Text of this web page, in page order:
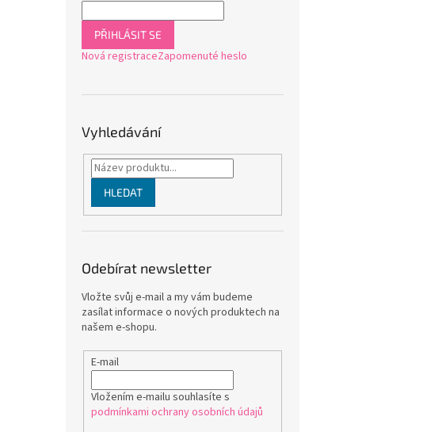
PŘIHLÁSIT SE
Nová registraceZapomenuté heslo
Vyhledávání
HLEDAT
Odebírat newsletter
Vložte svůj e-mail a my vám budeme
zasílat informace o nových produktech na
našem e-shopu.
E-mail
Vložením e-mailu souhlasíte s
podmínkami ochrany osobních údajů